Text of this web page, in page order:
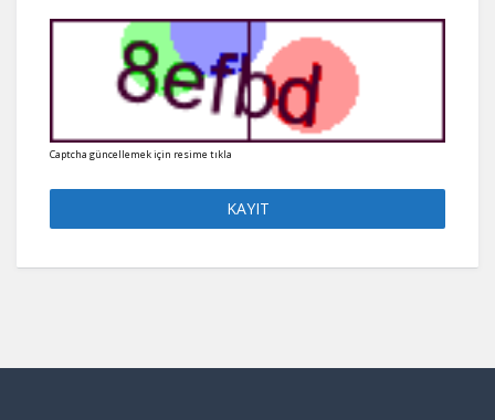
Captcha güncellemek için resime tıkla